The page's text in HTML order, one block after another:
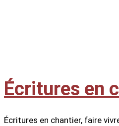
Écritures en
Écritures en chantier, faire